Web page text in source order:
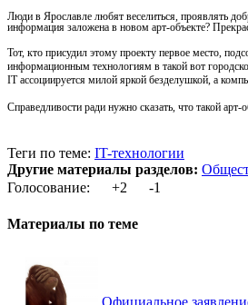
Люди в Ярославле любят веселиться, проявлять
информация заложена в новом арт-объекте?
Тот, кто присудил этому проекту первое место,
информационным технологиям в такой вот
IT ассоциируется милой яркой безделушкой, а
Справедливости ради нужно сказать, что такой
Теги по теме: IT-технологии
Другие материалы разделов:
Голосование:
+2 -1
Материалы по теме
Официальное